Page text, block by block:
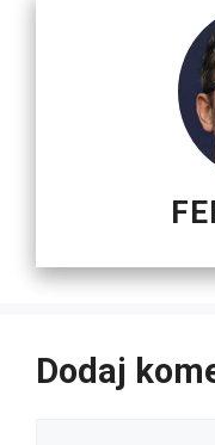
Dodaj